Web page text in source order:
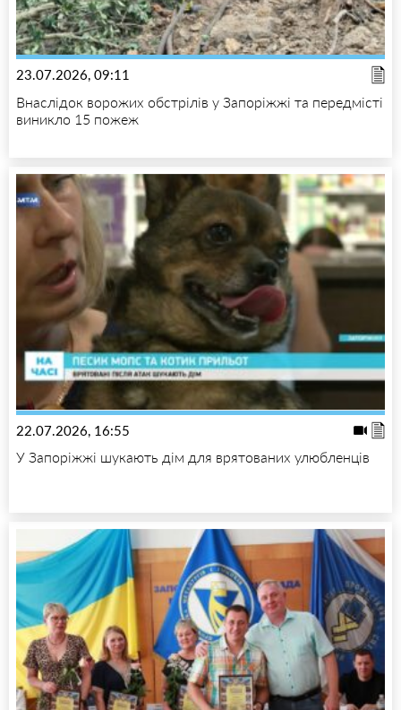
23.07.2026, 09:11
Внаслідок ворожих обстрілів у Запоріжжі та передмісті
виникло 15 пожеж
22.07.2026, 16:55
У Запоріжжі шукають дім для врятованих улюбленців